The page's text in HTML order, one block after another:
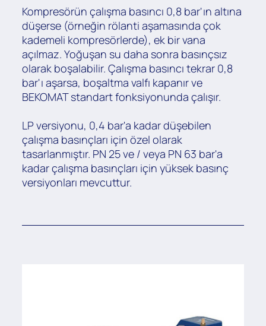
Kompresörün çalışma basıncı 0,8 bar'ın altına
düşerse (örneğin rölanti aşamasında çok
kademeli kompresörlerde), ek bir vana
açılmaz. Yoğuşan su daha sonra basınçsız
olarak boşalabilir. Çalışma basıncı tekrar 0,8
bar'ı aşarsa, boşaltma valfı kapanır ve
BEKOMAT standart fonksiyonunda çalışır.
LP versiyonu, 0,4 bar'a kadar düşebilen
çalışma basınçları için özel olarak
tasarlanmıştır. PN 25 ve / veya PN 63 bar'a
kadar çalışma basınçları için yüksek basınç
versiyonları mevcuttur.